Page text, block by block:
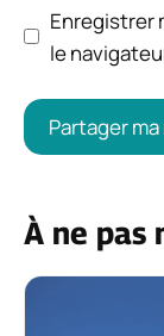
Enregistrer
le
À ne pas